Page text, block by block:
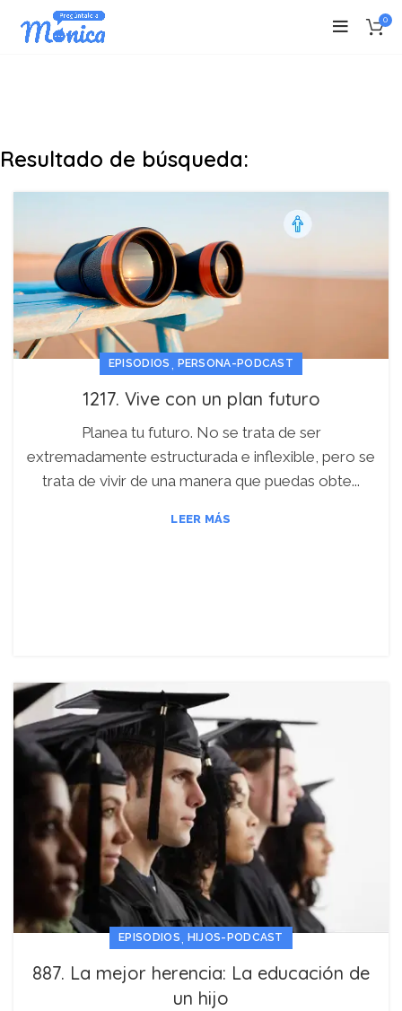
0
Resultado de búsqueda:
EPISODIOS PERSONA-PODCAST
1217. Vive con un plan futuro
Planea tu futuro. No se trata de ser
extremadamente estructurada e inflexible, pero se
trata de vivir de una manera que puedas obte...
LEER MÁS
EPISODIOS, HIJOS-PODCAST
887. La mejor herencia: La educación de
un hijo